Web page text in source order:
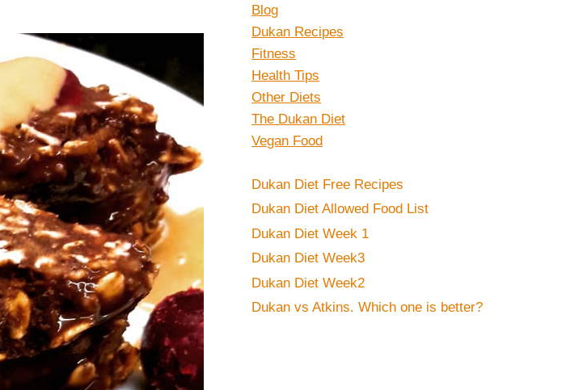
Blog
Dukan Recipes
Fitness
Health Tips
Other Diets
The Dukan Diet
Vegan Food
Dukan Diet Free Recipes
Dukan Diet Allowed Food List
Dukan Diet Week 1
Dukan Diet Week3
Dukan Diet Week2
Dukan vs Atkins. Which one is better?